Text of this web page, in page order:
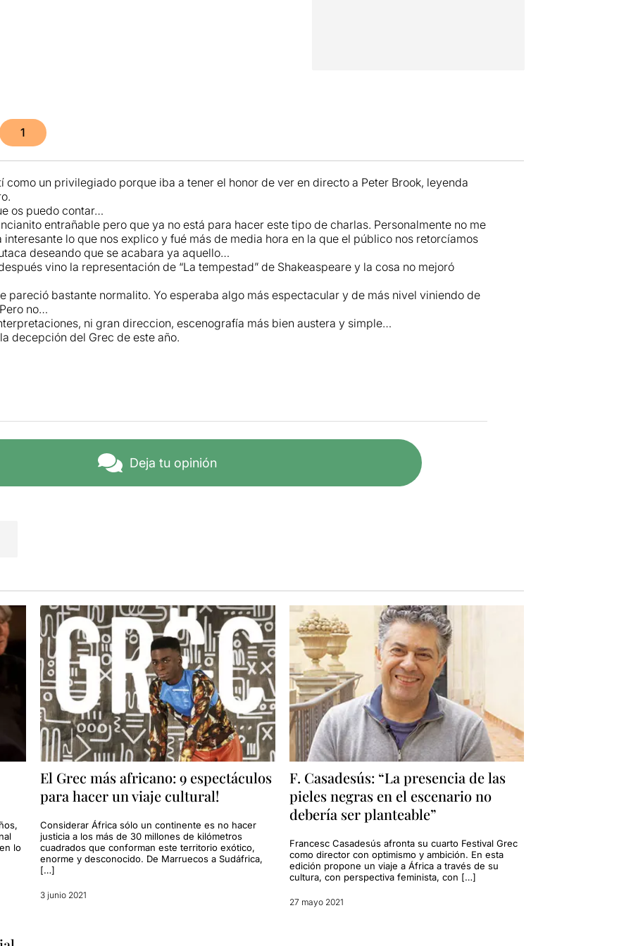
1
como un privilegiado porque iba a tener el honor de ver en directo a Peter Brook, leyenda
os puedo contar…
entrañable pero que ya no está para hacer este tipo de charlas. Personalmente no me
interesante lo que nos explico y fué más de media hora en la que el público nos retorcíamos
deseando que se acabara ya aquello…
vino la representación de “La tempestad” de Shakeaspeare y la cosa no mejoró
pareció bastante normalito. Yo esperaba algo más espectacular y de más nivel viniendo de
no…
ni gran direccion, escenografía más bien austera y simple…
decepción del Grec de este año.
Deja tu opinión
lo
El Grec más africano: 9 espectáculos
para hacer un viaje cultural!
Considerar África sólo un continente es no hacer
justicia a los más de 30 millones de kilómetros
cuadrados que conforman este territorio exótico,
enorme y desconocido. De Marruecos a Sudáfrica,
[…]
3 junio 2021
F. Casadesús: “La presencia de las
pieles negras en el escenario no
debería ser planteable”
Francesc Casadesús afronta su cuarto Festival Grec
como director con optimismo y ambición. En esta
edición propone un viaje a África a través de su
cultura, con perspectiva feminista, con […]
27 mayo 2021